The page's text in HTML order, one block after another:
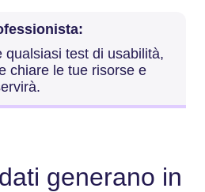
qualsiasi test di usabilità,
chiare le tue risorse e
generano in